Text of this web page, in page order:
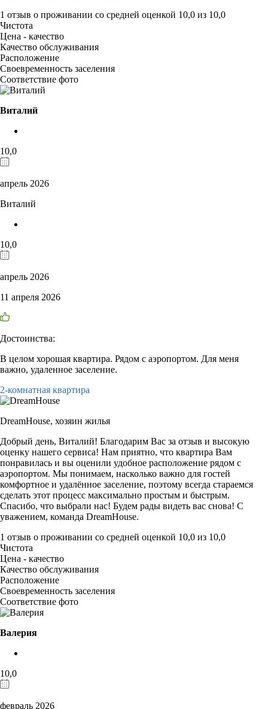
1 отзыв о проживании со средней оценкой 10,0 из 10,0
Чистота
Цена - качество
Качество обслуживания
Расположение
Своевременность заселения
Соответствие фото
Виталий
10,0
апрель 2026
Виталий
10,0
апрель 2026
11 апреля 2026
Достоинства:
В целом хорошая квартира. Рядом с аэропортом. Для меня
важно, удаленное заселение.
2-комнатная квартира
DreamHouse, хозяин жилья
Добрый день, Виталий! Благодарим Вас за отзыв и высокую
оценку нашего сервиса! Нам приятно, что квартира Вам
понравилась и вы оценили удобное расположение рядом с
аэропортом. Мы понимаем, насколько важно для гостей
комфортное и удалённое заселение, поэтому всегда стараемся
сделать этот процесс максимально простым и быстрым.
Спасибо, что выбрали нас! Будем рады видеть вас снова! С
уважением, команда DreamHouse.
1 отзыв о проживании со средней оценкой 10,0 из 10,0
Чистота
Цена - качество
Качество обслуживания
Расположение
Своевременность заселения
Соответствие фото
Валерия
10,0
февраль 2026